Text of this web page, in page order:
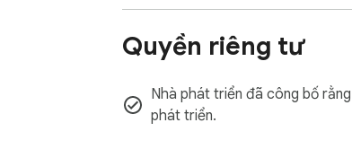
Quyền riêng tư
Nhà phát triển đã công bố
phát triển.